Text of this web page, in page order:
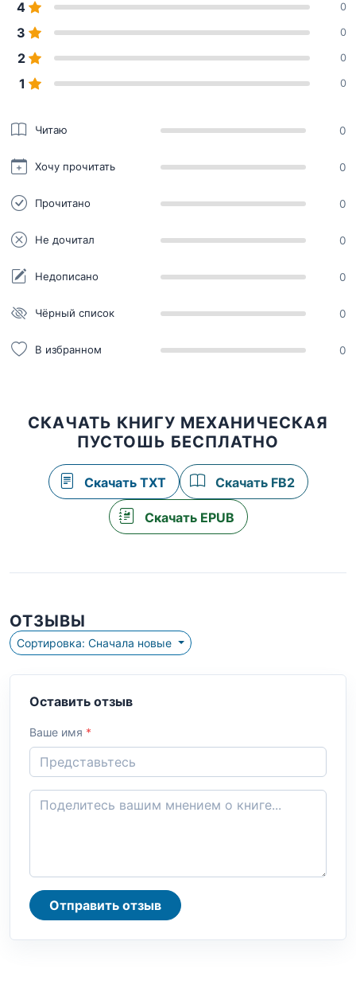
4 0
3 0
2 0
1 0
Читаю 0
Хочу прочитать 0
Прочитано 0
Не дочитал 0
Недописано 0
Чёрный список 0
В избранном 0
СКАЧАТЬ КНИГУ МЕХАНИЧЕСКАЯ
ПУСТОШЬ БЕСПЛАТНО
Скачать TXT Скачать FB2
Скачать EPUB
ОТЗЫВЫ
Сортировка: Сначала новые
Оставить отзыв
Ваше имя *
Отправить отзыв